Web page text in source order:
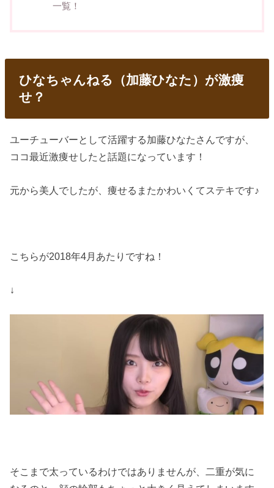
一覧！
ひなちゃんねる（加藤ひなた）が激痩
せ？
ユーチューバーとして活躍する加藤ひなたさんですが、
ココ最近激痩せしたと話題になっています！
元から美人でしたが、痩せるまたかわいくてステキです♪
こちらが2018年4月あたりですね！
↓
そこまで太っているわけではありませんが、二重が気に